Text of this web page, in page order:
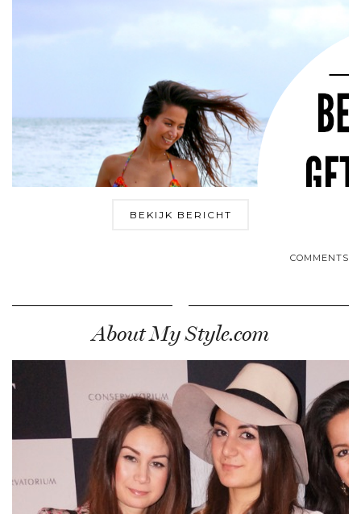
BEKIJK BERICHT
COMMENTS
About My Style.com